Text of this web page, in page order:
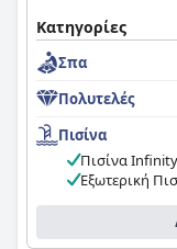
Κατηγορίες
Σπα
Πολυτελές
Πισίνα
Πισίνα Infinity
Εξωτερική